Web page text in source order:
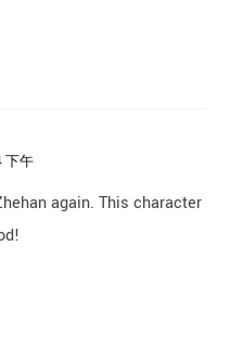
下午
again. This character